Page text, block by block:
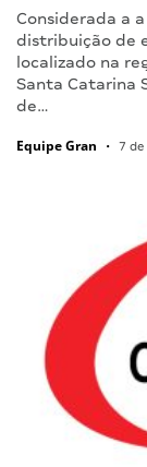
Considerada a
distribuição de
localizado na
Santa Catarina
de…
Equipe Gran • 7